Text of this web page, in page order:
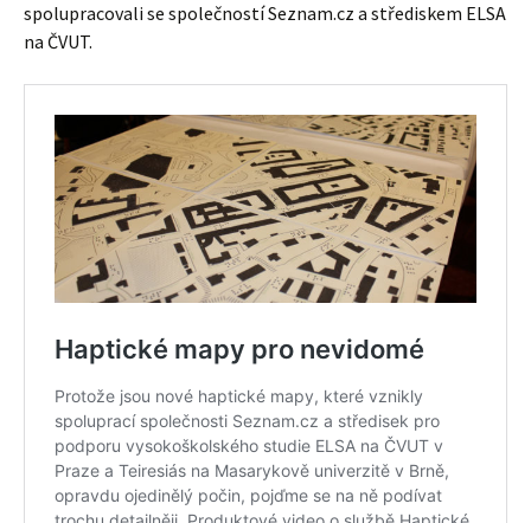
spolupracovali se společností Seznam.cz a střediskem ELSA
na ČVUT.